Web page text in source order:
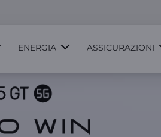
ENERGIA ASSICURAZIONI